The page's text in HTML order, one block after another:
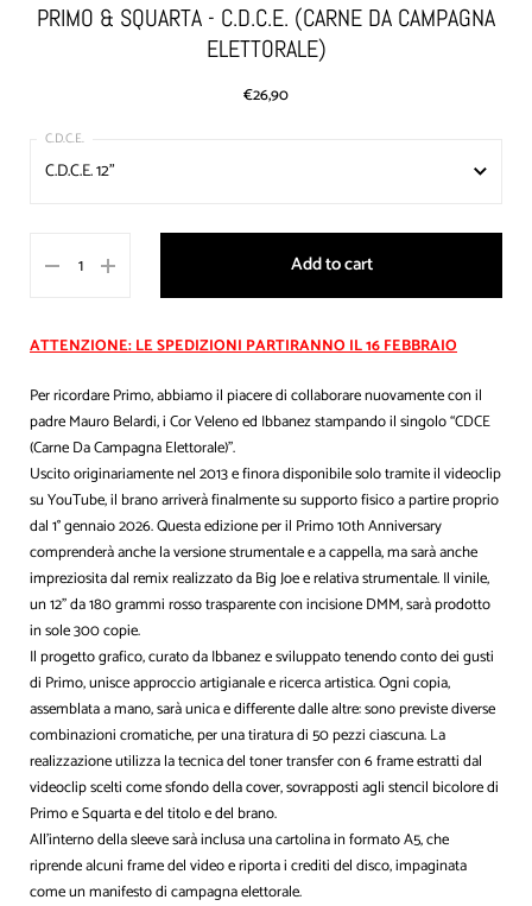
PRIMO & SQUARTA - C.D.C.E. (CARNE DA CAMPAGNA
ELETTORALE)
€26,90
C.D.C.E. 12"
C.D.C.E. + LEGGENDA
Add to cart
ATTENZIONE: LE SPEDIZIONI PARTIRANNO IL 16 FEBBRAIO
Per ricordare Primo, abbiamo il piacere di collaborare nuovamente con il
padre Mauro Belardi, i Cor Veleno ed Ibbanez stampando il singolo “CDCE
(Carne Da Campagna Elettorale)”.
Uscito originariamente nel 2013 e finora disponibile solo tramite il videoclip
su YouTube, il brano arriverà finalmente su supporto fisico a partire proprio
dal 1° gennaio 2026. Questa edizione per il Primo 10th Anniversary
comprenderà anche la versione strumentale e a cappella, ma sarà anche
impreziosita dal remix realizzato da Big Joe e relativa strumentale. Il vinile,
un 12’’ da 180 grammi rosso trasparente con incisione DMM, sarà prodotto
in sole 300 copie.
Il progetto grafico, curato da Ibbanez e sviluppato tenendo conto dei gusti
di Primo, unisce approccio artigianale e ricerca artistica. Ogni copia,
assemblata a mano, sarà unica e differente dalle altre: sono previste diverse
combinazioni cromatiche, per una tiratura di 50 pezzi ciascuna. La
realizzazione utilizza la tecnica del toner transfer con 6 frame estratti dal
videoclip scelti come sfondo della cover, sovrapposti agli stencil bicolore di
Primo e Squarta e del titolo e del brano.
All’interno della sleeve sarà inclusa una cartolina in formato A5, che
riprende alcuni frame del video e riporta i crediti del disco, impaginata
come un manifesto di campagna elettorale.